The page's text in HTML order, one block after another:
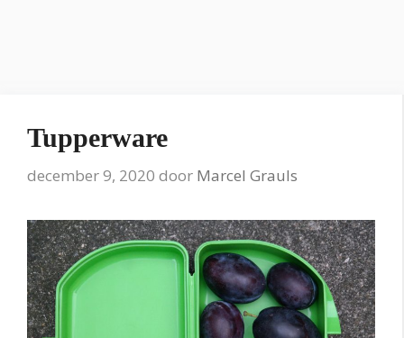
Tupperware
december 9, 2020 door Marcel Grauls